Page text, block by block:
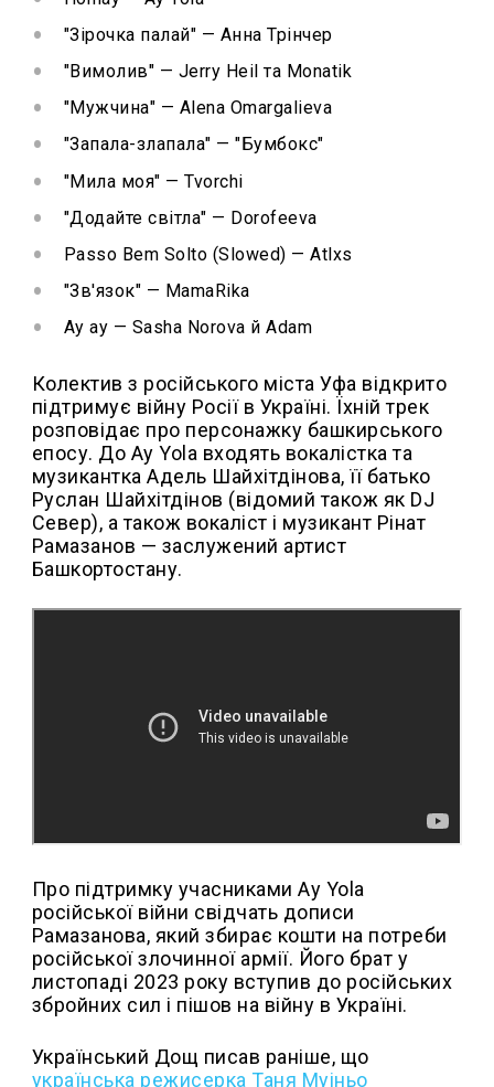
"Зірочка палай" — Анна Трінчер
"Вимолив" — Jerry Heil та Monatik
"Мужчина" — Alena Omargalieva
"Запала-злапала" — "Бумбокс"
"Мила моя" — Tvorchi
"Додайте світла" — Dorofeeva
Passo Bem Solto (Slowed) — Atlxs
"Зв'язок" — MamaRika
Ay ay — Sasha Norova й Adam
Колектив з російського міста Уфа відкрито
підтримує війну Росії в Україні. Їхній трек
розповідає про персонажку башкирського
епосу. До Ay Yola входять вокалістка та
музикантка Адель Шайхітдінова, її батько
Руслан Шайхітдінов (відомий також як DJ
Север), а також вокаліст і музикант Рінат
Рамазанов — заслужений артист
Башкортостану.
Про підтримку учасниками Ay Yola
російської війни свідчать дописи
Рамазанова, який збирає кошти на потреби
російської злочинної армії. Його брат у
листопаді 2023 року вступив до російських
збройних сил і пішов на війну в Україні.
Український Дощ писав раніше, що
українська режисерка Таня Муіньо